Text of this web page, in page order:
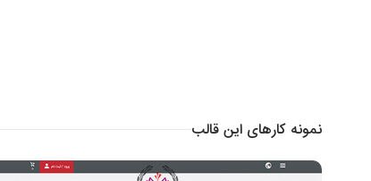
نمونه کارهای این قالب